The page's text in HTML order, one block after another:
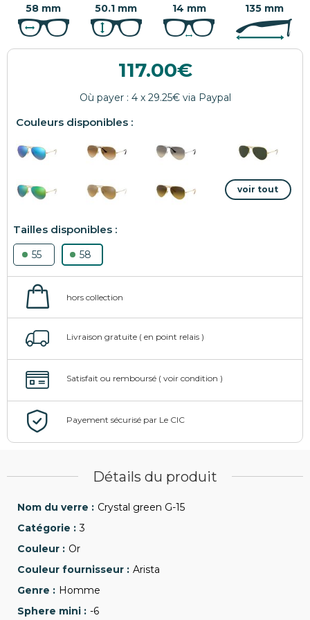
58 mm 50.1 mm 14 mm 135 mm
117.00
55 58
Détails du produit
Crystal green G-15
3
Or
Arista
Homme
-6